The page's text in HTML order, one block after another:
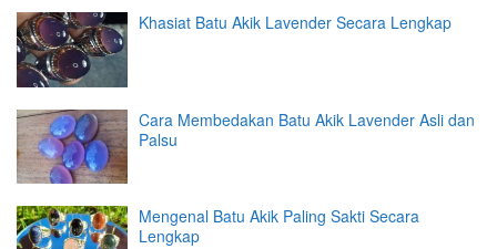
Khasiat Batu Akik Lavender Secara Lengkap
Cara Membedakan Batu Akik Lavender Asli dan
Palsu
Mengenal Batu Akik Paling Sakti Secara
Lengkap